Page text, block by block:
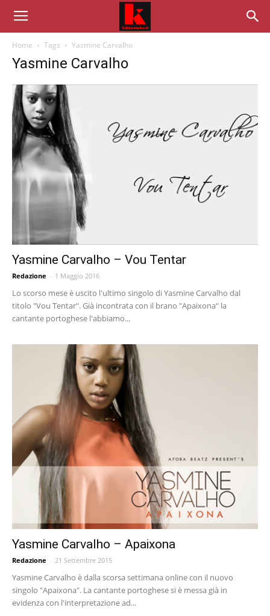
Home Tags Yasmine Carvalho
Yasmine Carvalho
Yasmine Carvalho – Vou Tentar
Redazione - 1 Maggio 2016
Lo scorso mese è uscito l'ultimo singolo di Yasmine Carvalho dal
titolo "Vou Tentar". Già incontrata con il brano "Apaixona" la
cantante portoghese l'abbiamo...
Yasmine Carvalho – Apaixona
Redazione - 21 Settembre 2015
Yasmine Carvalho è dalla scorsa settimana online con il nuovo
singolo "Apaixona". La cantante portoghese si è messa già in
evidenza con l'interpretazione ad...